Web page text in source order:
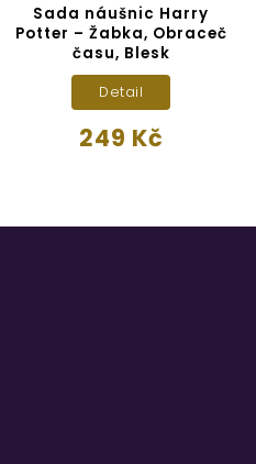
Sada náušnic Harry
Potter – Žabka, Obraceč
času, Blesk
249 Kč
Detail